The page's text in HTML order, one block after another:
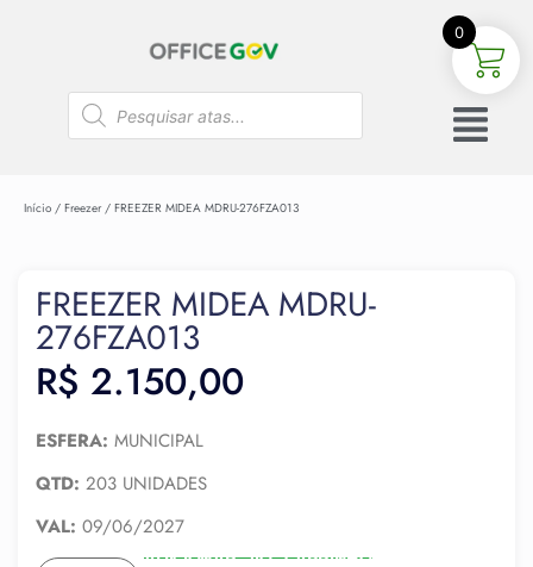
Início / Freezer/ FREEZER MIDEA MDRU-276FZA013
FREEZER MIDEA MDRU-
276FZA013
R$ 2.150,00
ESFERA: MUNICIPAL
QTD: 203 UNIDADES
VAL: 09/06/2027
ADICIONAR AO CARRINHO
0